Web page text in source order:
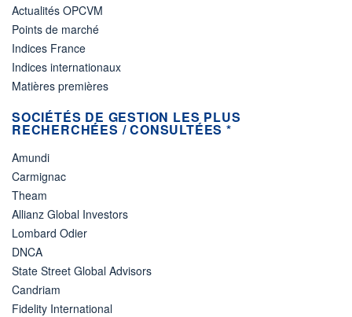
Actualités OPCVM
Points de marché
Indices France
Indices internationaux
Matières premières
SOCIÉTÉS DE GESTION LES PLUS
RECHERCHÉES / CONSULTÉES *
Amundi
Carmignac
Theam
Allianz Global Investors
Lombard Odier
DNCA
State Street Global Advisors
Candriam
Fidelity International